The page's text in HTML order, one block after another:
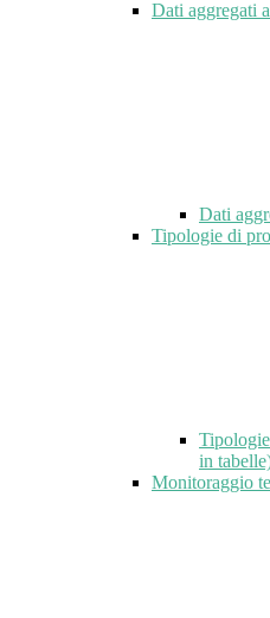
Dati aggregati
Dati
Tipologie di
in
Monitoraggio